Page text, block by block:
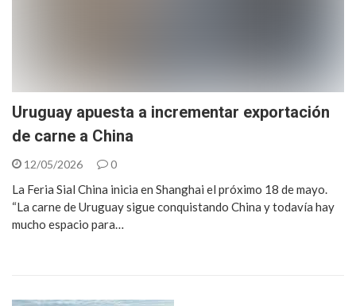
Uruguay apuesta a incrementar exportación
de carne a China
12/05/2026 0
La Feria Sial China inicia en Shanghai el próximo 18 de mayo.
“La carne de Uruguay sigue conquistando China y todavía hay
mucho espacio para…